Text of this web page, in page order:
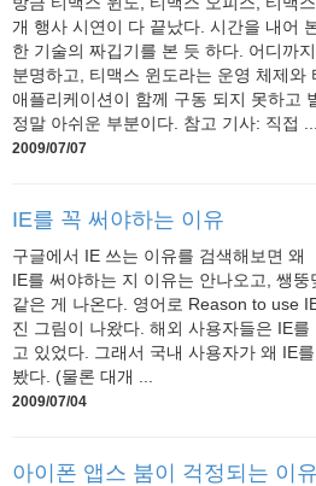
개 행사 시연이 다 끝났다. 시간을 내어
한 기술의 짜깁기를 본 듯 하다. 어디까
분명하고, 티맥스 윈도라는 운영 체제와
애플리케이션이 함께 구동 되지 못하고
정말 아쉬운 부분이다. 참고 기사: 직접 ...
2009/07/07
IE를 꼭 써야하는 이유
구글에서 IE 쓰는 이유를 검색해보면 왜
IE를 써야하는 지 이유는 안나오고, 쌩
같은 게 나온다. 영어로 Reason to use
진 그림이 나왔다. 해외 사용자들은 IE
고 있었다. 그래서 국내 사용자가 왜 IE
봤다. (물론 대개 ...
2009/07/04
아이폰 앱스 붐이 걱정되는 이유